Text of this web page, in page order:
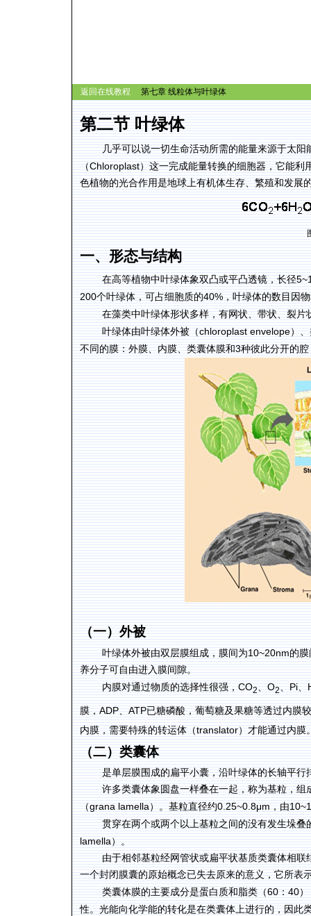
返回在线教程 第七章 线粒体与叶绿体
第二节 叶绿体
几乎可以说一切生命活动所需的能量来源于太
（Chloroplast）这一完成能量转换的细胞器，它能利
色植物的光合作用是地球上有机体生存、繁殖和发展
一、形态与结构
在高等植物中叶绿体象双凸或平凸透镜，长径
200个叶绿体，可占细胞质的40%，叶绿体的数目因
在藻类中叶绿体形状多样，有网状、带状、裂
叶绿体由叶绿体外被（chloroplast envelope）
不同的膜：外膜、内膜、类囊体膜和3种彼此分开的
（一）外被
叶绿体外被由双层膜组成，膜间为10~20nm的膜
养分子可自由进入膜间隙。
内膜对通过物质的选择性很强，CO2、O2、Pi、
膜，ADP、ATP已糖磷酸，葡萄糖及果糖等透过内膜
内膜，需要特殊的转运体（translator）才能通过内膜
（二）类囊体
是单层膜围成的扁平小囊，沿叶绿体的长轴平
许多类囊体象圆盘一样叠在一起，称为基粒，
（grana lamella）。基粒直径约0.25~0.8μm，由
贯穿在两个或两个以上基粒之间的没有发生垛
lamella）。
由于相邻基粒经网管状或扁平状基质类囊体相
一个封闭膜囊的原始概念已失去原来的意义，它所表
类囊体膜的主要成分是蛋白质和脂类（60：40）
性。光能向化学能的转化是在类囊体上进行的，因此